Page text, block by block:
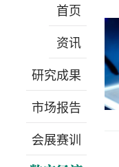
首页
资讯
研究成果
市场报告
会展赛训